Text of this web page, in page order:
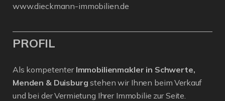
www.dieckmann-immobilien.de
PROFIL
Als kompetenter Immobilienmakler in Schwerte,
Menden & Duisburg stehen wir Ihnen beim Verkauf
und bei der Vermietung Ihrer Immobilie zur Seite.